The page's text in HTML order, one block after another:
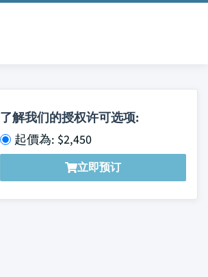
了解我们的授权许可选项:
起價為: $2,450
立即预订